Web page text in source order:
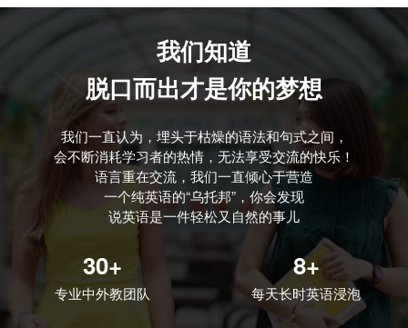
我们知道
脱口而出才是你的梦想
我们一直认为，埋头于枯燥的语法和句式之间，
会不断消耗学习者的热情，无法享受交流的快乐！
语言重在交流，我们一直倾心于营造
一个纯英语的“乌托邦”，你会发现
说英语是一件轻松又自然的事儿
30+
专业中外教团队
8+
每天长时英语浸泡